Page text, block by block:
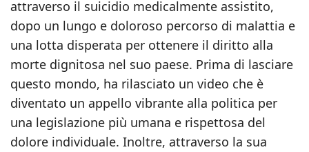
attraverso il suicidio medicalmente assistito,
dopo un lungo e doloroso percorso di malattia e
una lotta disperata per ottenere il diritto alla
morte dignitosa nel suo paese. Prima di lasciare
questo mondo, ha rilasciato un video che è
diventato un appello vibrante alla politica per
una legislazione più umana e rispettosa del
dolore individuale. Inoltre, attraverso la sua